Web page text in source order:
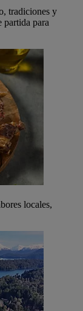
tradiciones y
partida para
locales,